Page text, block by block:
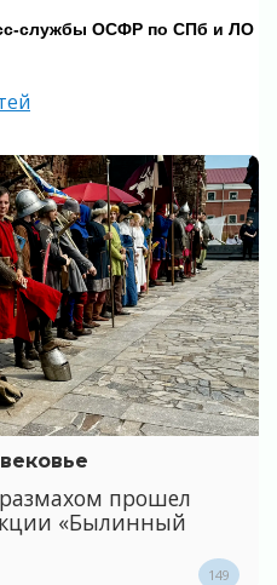
службы ОСФР по СПб и ЛО
прошел
«Былинный
149